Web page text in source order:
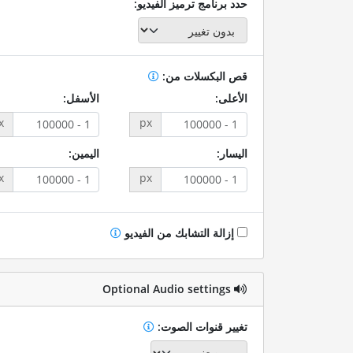
حدد برنامج ترميز الفيديو:
قص البكسلات من:
الأعلى:
px
الأسفل:
اليسار:
px
اليمين:
إزالة التشابك من الفيديو
Optional Audio settings
تغيير قنوات الصوت: